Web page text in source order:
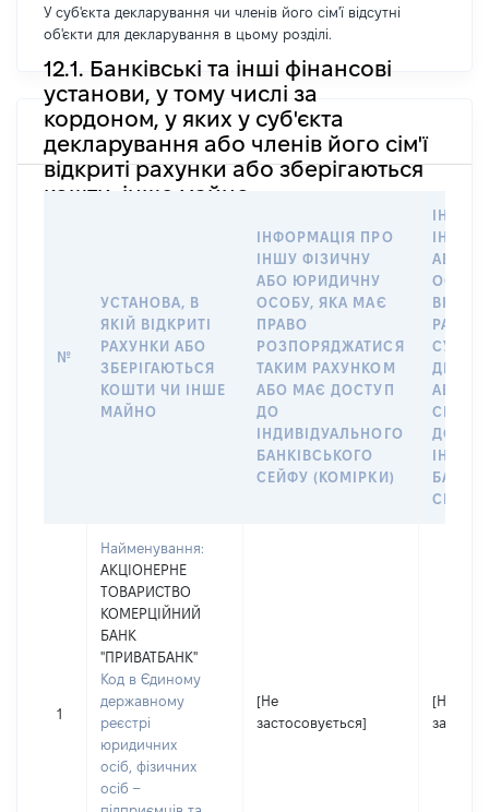
У суб'єкта декларування чи членів його сім'ї відсутні
об'єкти для декларування в цьому розділі.
12.1. Банківські та інші фінансові
установи, у тому числі за
кордоном, у яких у суб'єкта
декларування або членів його сім'ї
відкриті рахунки або зберігаються
кошти, інше майно
№
УСТАНОВА, В
ЯКІЙ ВІДКРИТІ
РАХУНКИ АБО
ЗБЕРІГАЮТЬСЯ
КОШТИ ЧИ ІНШЕ
МАЙНО
ІНФОРМАЦІЯ ПРО
ІНШУ ФІЗИЧНУ
АБО ЮРИДИЧНУ
ОСОБУ, ЯКА МАЄ
ПРАВО
РОЗПОРЯДЖАТИСЯ
ТАКИМ РАХУНКОМ
АБО МАЄ ДОСТУП
ДО
ІНДИВІДУАЛЬНОГО
БАНКІВСЬКОГО
СЕЙФУ (КОМІРКИ)
ІНШУ
АБО
АБО
СІМ’Ї
СЕЙФУ
1
Найменування:
АКЦІОНЕРНЕ
ТОВАРИСТВО
КОМЕРЦІЙНИЙ
БАНК
"ПРИВАТБАНК"
Код в Єдиному
державному
реєстрі
юридичних
осіб, фізичних
осіб –
[Не
застосовується]
[Не